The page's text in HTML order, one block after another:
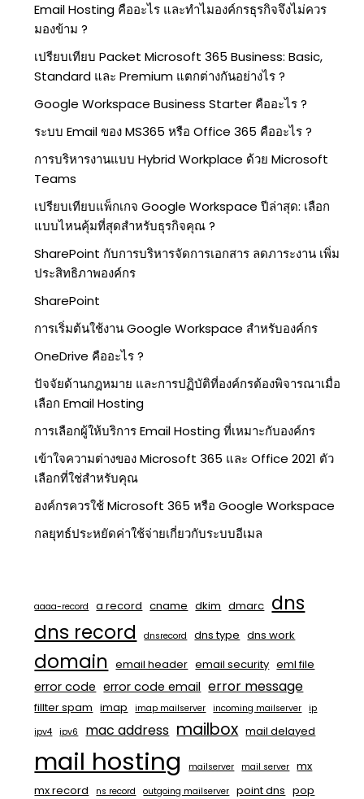
Email Hosting คืออะไร และทำไมองค์กรธุรกิจจึงไม่ควร
มองข้าม ?
เปรียบเทียบ Packet Microsoft 365 Business: Basic,
Standard และ Premium แตกต่างกันอย่างไร ?
Google Workspace Business Starter คืออะไร ?
ระบบ Email ของ MS365 หรือ Office 365 คืออะไร ?
การบริหารงานแบบ Hybrid Workplace ด้วย Microsoft
Teams
เปรียบเทียบแพ็กเกจ Google Workspace ปีล่าสุด: เลือก
แบบไหนคุ้มที่สุดสำหรับธุรกิจคุณ ?
SharePoint กับการบริหารจัดการเอกสาร ลดภาระงาน เพิ่ม
ประสิทธิภาพองค์กร
SharePoint
การเริ่มต้นใช้งาน Google Workspace สำหรับองค์กร
OneDrive คืออะไร ?
ปัจจัยด้านกฎหมาย และการปฏิบัติที่องค์กรต้องพิจารณาเมื่อ
เลือก Email Hosting
การเลือกผู้ให้บริการ Email Hosting ที่เหมาะกับองค์กร
เข้าใจความต่างของ Microsoft 365 และ Office 2021 ตัว
เลือกที่ใช่สำหรับคุณ
องค์กรควรใช้ Microsoft 365 หรือ Google Workspace
กลยุทธ์ประหยัดค่าใช้จ่ายเกี่ยวกับระบบอีเมล
aaaa-record a record cname dkim dmarc dns
dns record
dnsrecord dns type dns work
domain email header email security eml file
error code error code email error message
fillter spam imap imap mailserver incoming mailserver
ip
ipv4
ipv6 mac address mailbox mail delayed
mail hosting mailserver mail server
mx
mx record
ns record outgoing mailserver point dns pop